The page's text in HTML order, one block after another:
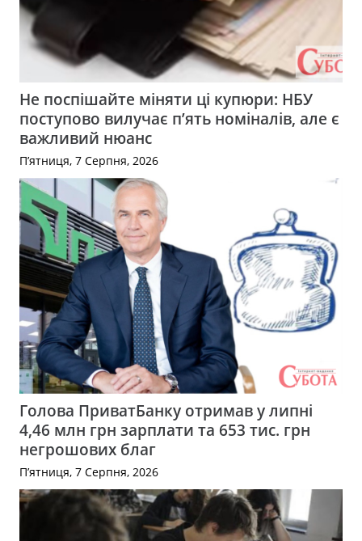
Не поспішайте міняти ці купюри: НБУ
поступово вилучає п’ять номіналів, але є
важливий нюанс
П’ятниця, 7 Серпня, 2026
Голова ПриватБанку отримав у липні
4,46 млн грн зарплати та 653 тис. грн
негрошових благ
П’ятниця, 7 Серпня, 2026